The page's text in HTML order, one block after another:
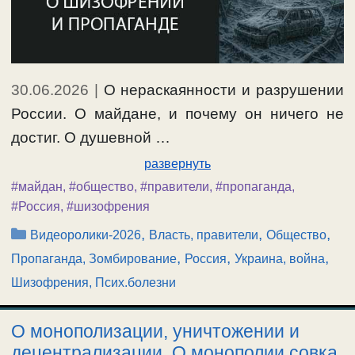
30.06.2026
О нераскаянности и разрушении
России. О майдане, и почему он ничего не
достиг. О душевной …
развернуть
#майдан, #общество, #правители, #пропаганда,
#Россия, #шизофрения
Рубрики
Видеоролики-2026, Власть, правители,Общество,
Пропаганда, Зомбирование, Россия, Украина, война,
Шизофрения, Псих.болезни
О монополизации, уничтожении и